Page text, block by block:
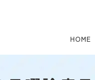
HOME